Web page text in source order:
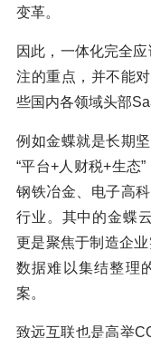
变革。
因此，一体化完全
注的重点，并不能
些国内各领域头部
例如金蝶就是长期
“平台+人财税+生态
钢铁冶金、电子高
行业。其中的金蝶
更是聚焦于制造企
数据难以集结整理
案。
致远互联也是高举